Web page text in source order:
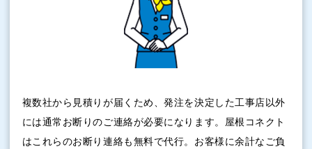
複数社から見積りが届くため、発注を決定した工事店以外
には通常お断りのご連絡が必要になります。屋根コネクト
はこれらのお断り連絡も無料で代行。お客様に余計なご負